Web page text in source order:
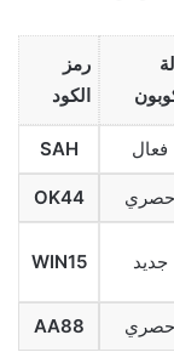
رمز
الكود
فعال SAH
حصري OK44
جديد WIN15
حصري AA88